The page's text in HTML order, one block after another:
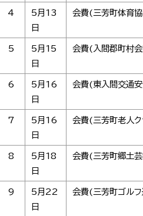
4
5月13
日
会費(三芳町体育協
5
5月15
日
会費(入間郡町村
6
5月16
日
会費(東入間交通
7
5月16
日
会費(三芳町老人
8
5月18
日
会費(三芳町郷土
9
5月22
日
会費(三芳町ゴル